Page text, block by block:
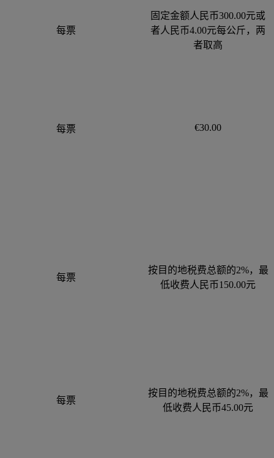
每票
固定金额人民币300.00元或
者人民币4.00元每公斤，两
者取高
每票 €30.00
每票
按目的地税费总额的2%，最
低收费人民币150.00元
每票
按目的地税费总额的2%，最
低收费人民币45.00元